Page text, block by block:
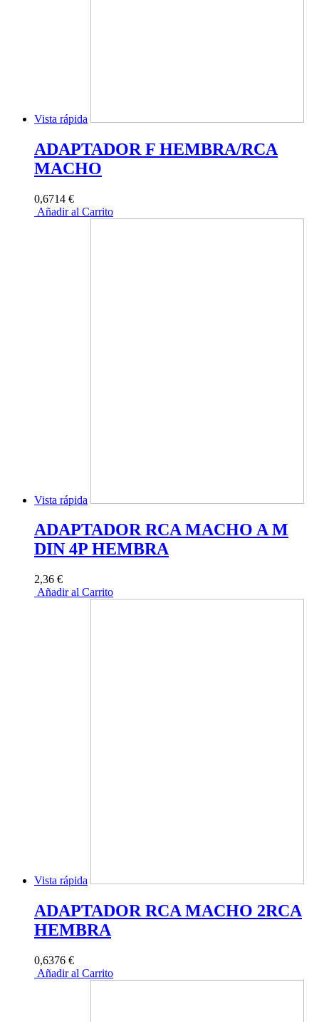
Vista rápida
ADAPTADOR F HEMBRA/RCA
MACHO
0,6714 €
Añadir al Carrito
Vista rápida
ADAPTADOR RCA MACHO A M
DIN 4P HEMBRA
2,36 €
Añadir al Carrito
Vista rápida
ADAPTADOR RCA MACHO 2RCA
HEMBRA
0,6376 €
Añadir al Carrito